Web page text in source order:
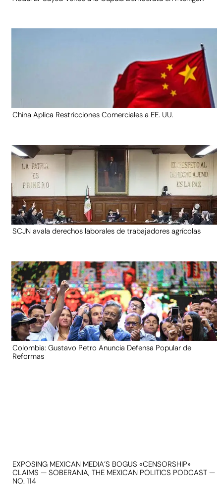
China Aplica Restricciones Comerciales a EE. UU.
SCJN avala derechos laborales de trabajadores agrícolas
Colombia: Gustavo Petro Anuncia Defensa Popular de
Reformas
EXPOSING MEXICAN MEDIA’S BOGUS «CENSORSHIP»
CLAIMS — SOBERANIA, THE MEXICAN POLITICS PODCAST —
NO. 114